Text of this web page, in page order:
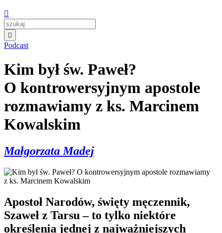


Podcast
Kim był św. Paweł?
O kontrowersyjnym apostole
rozmawiamy z ks. Marcinem
Kowalskim
Małgorzata Madej
Apostoł Narodów, święty męczennik,
Szaweł z Tarsu – to tylko niektóre
określenia jednej z najważniejszych